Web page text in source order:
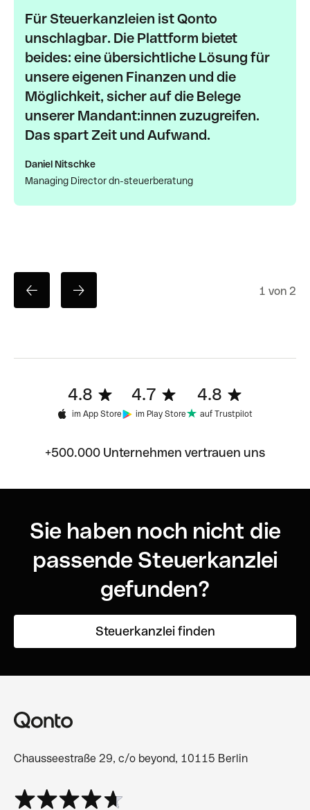
1 von 2
Für Steuerkanzleien ist Qonto
unschlagbar. Die Plattform bietet
beides: eine übersichtliche Lösung für
unsere eigenen Finanzen und die
Möglichkeit, sicher auf die Belege
unserer Mandant:innen zuzugreifen.
Das spart Zeit und Aufwand.
Daniel Nitschke
Managing Director dn-steuerberatung
4.8
im App Store
4.7
im Play Store
4.8
auf Trustpilot
+500.000 Unternehmen vertrauen uns
Sie haben noch nicht die
passende Steuerkanzlei
gefunden?
Steuerkanzlei finden
Chausseestraße 29, c/o beyond, 10115 Berlin